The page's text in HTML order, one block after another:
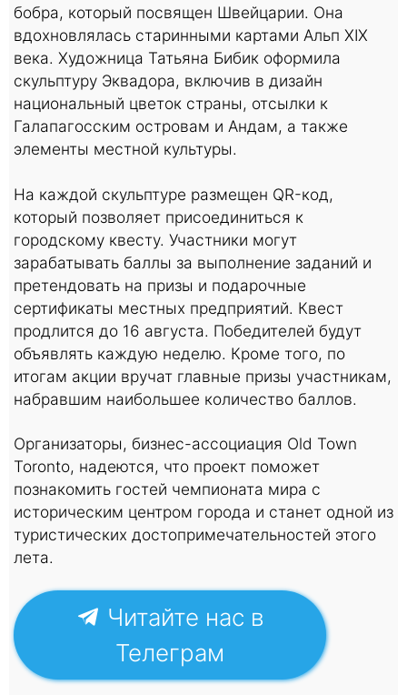
бобра, который посвящен Швейцарии. Она
вдохновлялась старинными картами Альп XIX
века. Художница Татьяна Бибик оформила
скульптуру Эквадора, включив в дизайн
национальный цветок страны, отсылки к
Галапагосским островам и Андам, а также
элементы местной культуры.
На каждой скульптуре размещен QR-код,
который позволяет присоединиться к
городскому квесту. Участники могут
зарабатывать баллы за выполнение заданий и
претендовать на призы и подарочные
сертификаты местных предприятий. Квест
продлится до 16 августа. Победителей будут
объявлять каждую неделю. Кроме того, по
итогам акции вручат главные призы участникам,
набравшим наибольшее количество баллов.
Организаторы, бизнес-ассоциация Old Town
Toronto, надеются, что проект поможет
познакомить гостей чемпионата мира с
историческим центром города и станет одной из
туристических достопримечательностей этого
лета.
Читайте нас в
Телеграм